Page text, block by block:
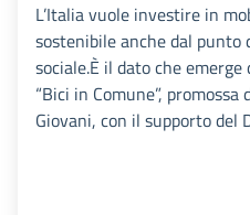
L’Italia vuole investire in
sostenibile anche dal punto
sociale.È il dato che
“Bici in Comune”,
Giovani, con il supporto del